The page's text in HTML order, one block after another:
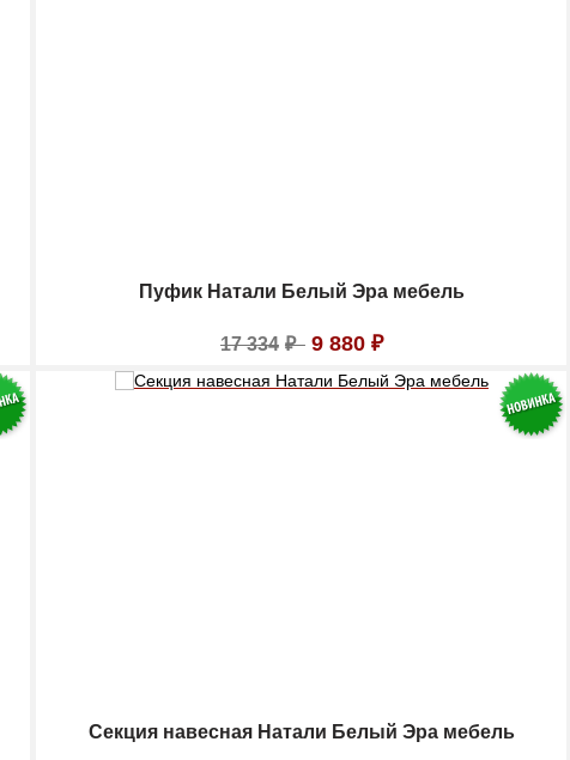
Пуфик Натали Белый Эра мебель
17 334 ₽ 9 880 ₽
Секция навесная Натали Белый Эра мебель